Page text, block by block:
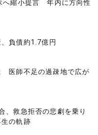
へ縮小提言 年内に方向性
負債約1.7億円
医師不足の過疎地で広が
、救急拒否の悲劇を乗り
の軌跡